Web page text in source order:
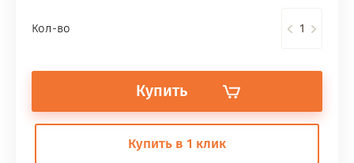
Кол-во
Купить
Купить в 1 клик